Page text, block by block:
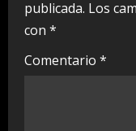
e
a
publicada. Los
con *
Comentario *